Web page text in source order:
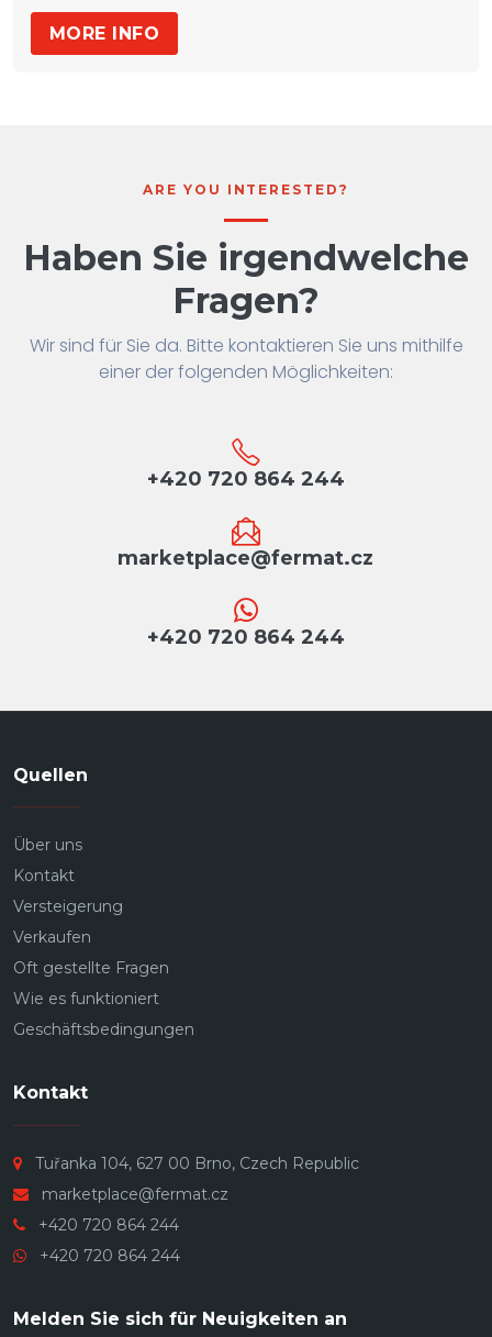
MORE INFO
ARE YOU INTERESTED?
Haben Sie irgendwelche
Fragen?
Wir sind für Sie da. Bitte kontaktieren Sie uns mithilfe
einer der folgenden Möglichkeiten:
+420 720 864 244
marketplace@fermat.cz
+420 720 864 244
Quellen
Über uns
Kontakt
Versteigerung
Verkaufen
Oft gestellte Fragen
Wie es funktioniert
Geschäftsbedingungen
Kontakt
Tuřanka 104, 627 00 Brno, Czech Republic
marketplace@fermat.cz
+420 720 864 244
+420 720 864 244
Melden Sie sich für Neuigkeiten an